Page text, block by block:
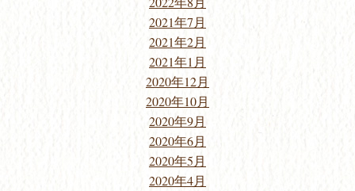
2021年7月
2021年2月
2021年1月
2020年12月
2020年10月
2020年9月
2020年6月
2020年5月
2020年4月